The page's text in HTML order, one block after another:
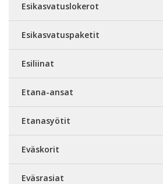
Esikasvatuslokerot
Esikasvatuspaketit
Esiliinat
Etana-ansat
Etanasyötit
Eväskorit
Eväsrasiat